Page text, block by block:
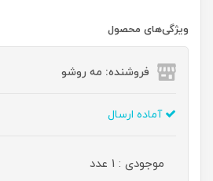
ویژگی‌های محصول
فروشنده: مه رو‌شو
آماده ارسال
موجودی : 1 عدد